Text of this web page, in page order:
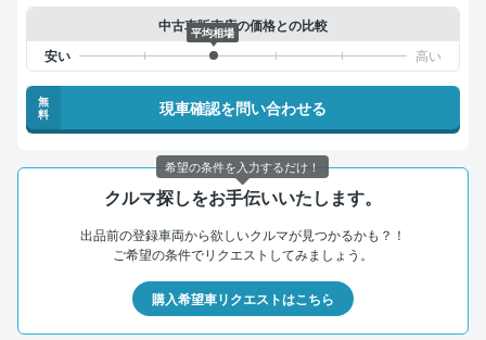
中古車販売店の価格との比較
平均相場
無
料
現車確認を問い合わせる
クルマ探しをお手伝いいたします。
出品前の登録車両から欲しいクルマが見つかるかも？！
ご希望の条件でリクエストしてみましょう。
購入希望車リクエストはこちら
希望の条件を入力するだけ！